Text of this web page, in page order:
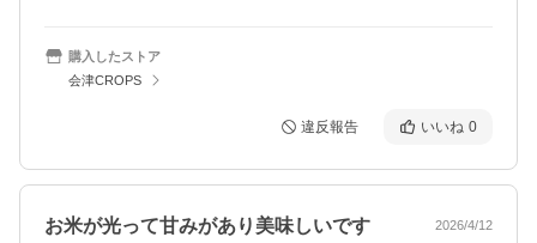
購入したストア
会津CROPS
違反報告 いいね 0
お米が光って甘みがあり美味しいです 2026/4/12